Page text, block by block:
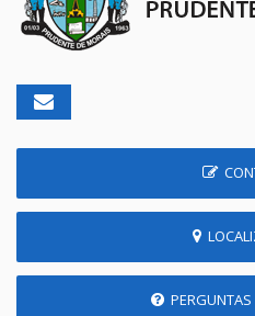
PERGUNTAS